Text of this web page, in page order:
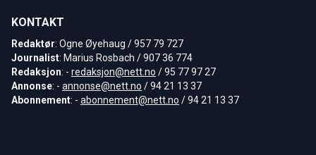
KONTAKT
Redaktør: Ogne Øyehaug / 957 79 727
Journalist: Marius Rosbach / 907 36 774
Redaksjon: - redaksjon@nett.no / 95 77 97 27
Annonse: - annonse@nett.no / 94 21 13 37
Abonnement: - abonnement@nett.no / 94 21 13 37